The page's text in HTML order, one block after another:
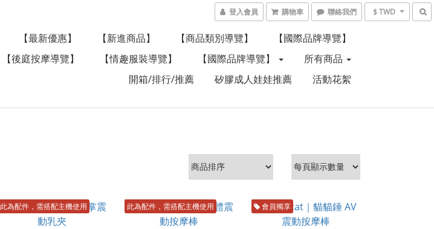
登入會員 購物車 聯絡我們 $ TWD
【最新優惠】 【新進商品】 【商品類別導覽】
【國際品牌導覽】
【後庭按摩導覽】 【情趣服裝導覽】 【國際品牌導覽】
所有商品
開箱/排行/推薦
矽膠成人娃娃推薦 活動花絮
此為配件，需搭配主機使用 此為配件，需搭配主機使用 會員獨享